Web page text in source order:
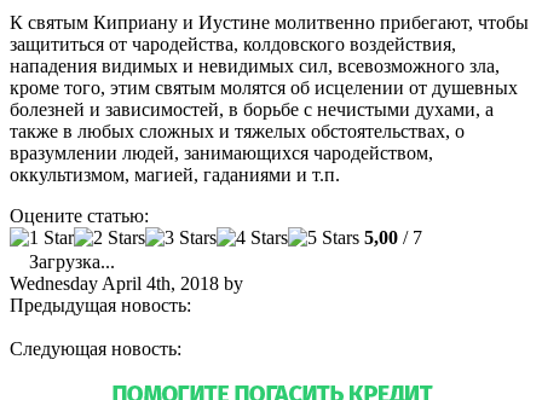
К святым Киприану и Иустине молитвенно прибегают, чтобы
защититься от чародейства, колдовского воздействия,
нападения видимых и невидимых сил, всевозможного зла,
кроме того, этим святым молятся об исцелении от душевных
болезней и зависимостей, в борьбе с нечистыми духами, а
также в любых сложных и тяжелых обстоятельствах, о
вразумлении людей, занимающихся чародейством,
оккультизмом, магией, гаданиями и т.п.
Оцените статью:
5,00 / 7
Загрузка...
Wednesday April 4th, 2018 by
Предыдущая новость:
Следующая новость: